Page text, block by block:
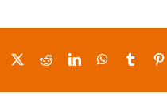
Facebook RedditLinkedInWhatsApp
Tumblr